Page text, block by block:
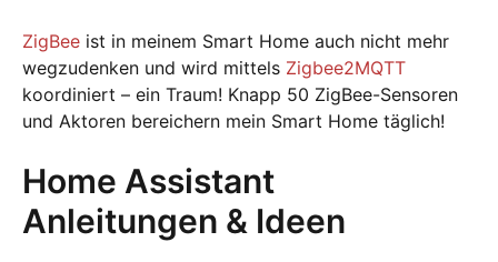
ZigBee ist in meinem Smart Home auch nicht mehr
wegzudenken und wird mittels Zigbee2MQTT
koordiniert – ein Traum! Knapp 50 ZigBee-Sensoren
und Aktoren bereichern mein Smart Home täglich!
Home Assistant
Anleitungen & Ideen